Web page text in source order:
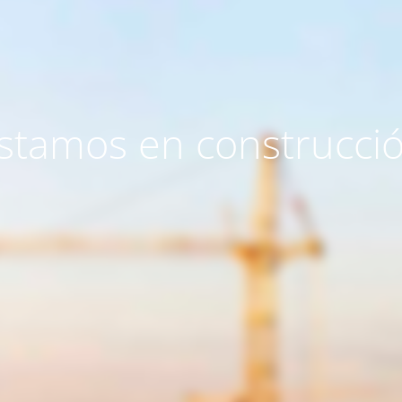
en